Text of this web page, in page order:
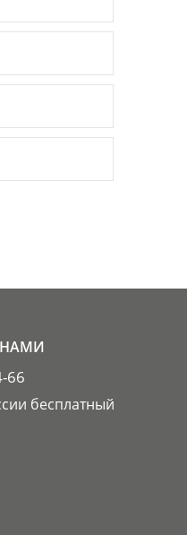
НАМИ
66
бесплатный